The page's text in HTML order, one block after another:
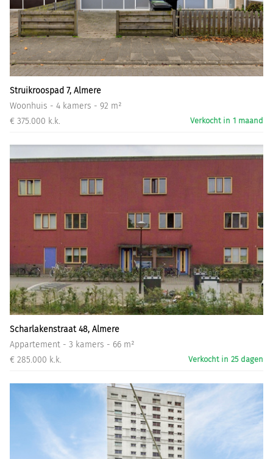
Struikroospad 7, Almere
Woonhuis - 4 kamers - 92 m²
€ 375.000 k.k.
Verkocht in 1 maand
Scharlakenstraat 48, Almere
Appartement - 3 kamers - 66 m²
€ 285.000 k.k.
Verkocht in 25 dagen